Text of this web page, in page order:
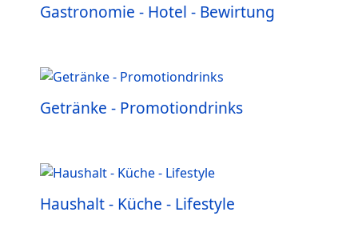
Gastronomie - Hotel - Bewirtung
Getränke - Promotiondrinks
Haushalt - Küche - Lifestyle